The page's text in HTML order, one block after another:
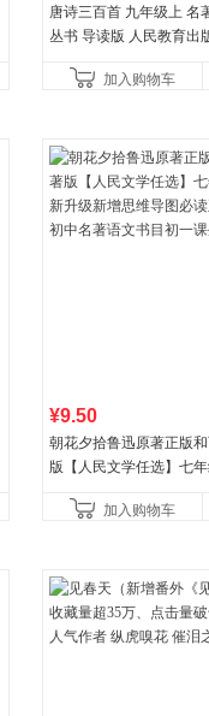
唐诗三百首 九年级上 名
丛书 导读版 人民教育出
加入购物车
¥9.50
朝花夕拾鲁迅原著正版
版【人民文学任选】七
中名著语文书目初一课外
加入购物车